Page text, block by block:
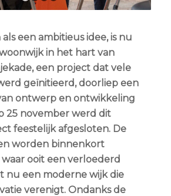
1 2 3 4
een ambitieus idee, is nu
in het hart van
een project dat vele
geïnitieerd, doorliep een
ontwerp en ontwikkeling
25 november werd dit
feestelijk afgesloten. De
worden binnenkort
ooit een verloederd
nu een moderne wijk die
verenigt. Ondanks de